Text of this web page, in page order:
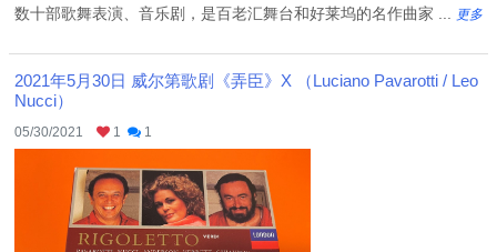
数十部歌舞表演、音乐剧，是百老汇舞台和好莱坞的名作曲家 ...
更多
2021年5月30日 威尔第歌剧《弄臣》X （Luciano Pavarotti / Leo
Nucci）
05/30/2021 1 1